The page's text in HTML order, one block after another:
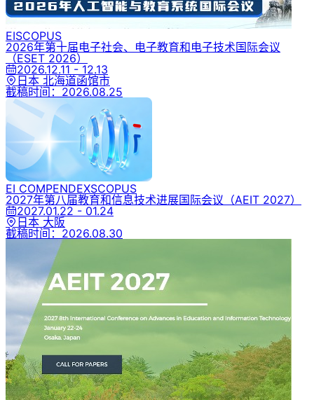
EISCOPUS
2026年第十届电子社会、电子教育和电子技术国际会议
（ESET 2026）
2026.12.11 - 12.13
日本 北海道函馆市
截稿时间： 2026.08.25
EI COMPENDEXSCOPUS
2027年第八届教育和信息技术进展国际会议 （AEIT 2027）
2027.01.22 - 01.24
日本 大阪
截稿时间： 2026.08.30